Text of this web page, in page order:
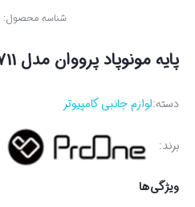
شناسه محصول:
پایه مونوپاد پرووان مدل PMO711
دسته:لوازم جانبی کامپیوتر
برند:
ویژگی‌ها